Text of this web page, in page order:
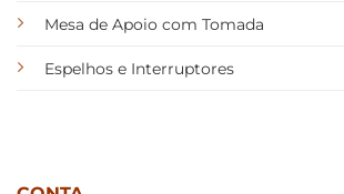
Mesa de Apoio com Tomada
Espelhos e Interruptores